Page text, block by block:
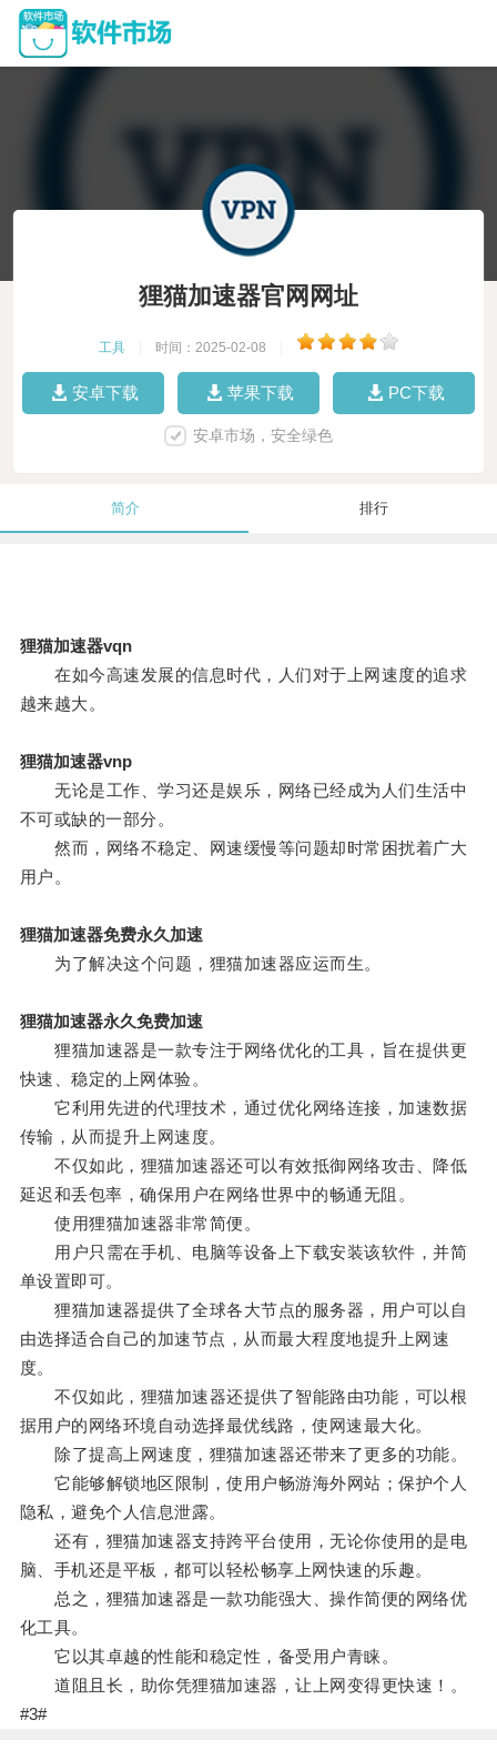
狸猫加速器官网网址
工具 时间：2025-02-08
安卓下载 苹果下载 PC下载
安卓市场，安全绿色
简介 排行
狸猫加速器vqn
在如今高速发展的信息时代，人们对于上网速度的追求
越来越大。
狸猫加速器vnp
无论是工作、学习还是娱乐，网络已经成为人们生活中
不可或缺的一部分。
然而，网络不稳定、网速缓慢等问题却时常困扰着广大
用户。
狸猫加速器免费永久加速
为了解决这个问题，狸猫加速器应运而生。
狸猫加速器永久免费加速
狸猫加速器是一款专注于网络优化的工具，旨在提供更
快速、稳定的上网体验。
它利用先进的代理技术，通过优化网络连接，加速数据
传输，从而提升上网速度。
不仅如此，狸猫加速器还可以有效抵御网络攻击、降低
延迟和丢包率，确保用户在网络世界中的畅通无阻。
使用狸猫加速器非常简便。
用户只需在手机、电脑等设备上下载安装该软件，并简
单设置即可。
狸猫加速器提供了全球各大节点的服务器，用户可以自
由选择适合自己的加速节点，从而最大程度地提升上网速
度。
不仅如此，狸猫加速器还提供了智能路由功能，可以根
据用户的网络环境自动选择最优线路，使网速最大化。
除了提高上网速度，狸猫加速器还带来了更多的功能。
它能够解锁地区限制，使用户畅游海外网站；保护个人
隐私，避免个人信息泄露。
还有，狸猫加速器支持跨平台使用，无论你使用的是电
脑、手机还是平板，都可以轻松畅享上网快速的乐趣。
总之，狸猫加速器是一款功能强大、操作简便的网络优
化工具。
它以其卓越的性能和稳定性，备受用户青睐。
道阻且长，助你凭狸猫加速器，让上网变得更快速！。
#3#